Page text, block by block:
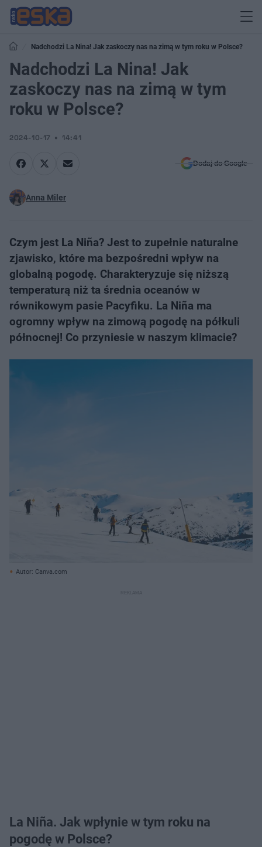
Nadchodzi La Nina! Jak zaskoczy nas na zimą w tym roku w Polsce?
Nadchodzi La Nina! Jak
zaskoczy nas na zimą w tym
roku w Polsce?
2024-10-17 14:41
Dodaj do Google
Anna Miler
Czym jest La Niña? Jest to zupełnie naturalne
zjawisko, które ma bezpośredni wpływ na
globalną pogodę. Charakteryzuje się niższą
temperaturą niż ta średnia oceanów w
równikowym pasie Pacyfiku. La Niña ma
ogromny wpływ na zimową pogodę na półkuli
północnej! Co przyniesie w naszym klimacie?
Autor: Canva.com
La Niña. Jak wpłynie w tym roku na
pogodę w Polsce?